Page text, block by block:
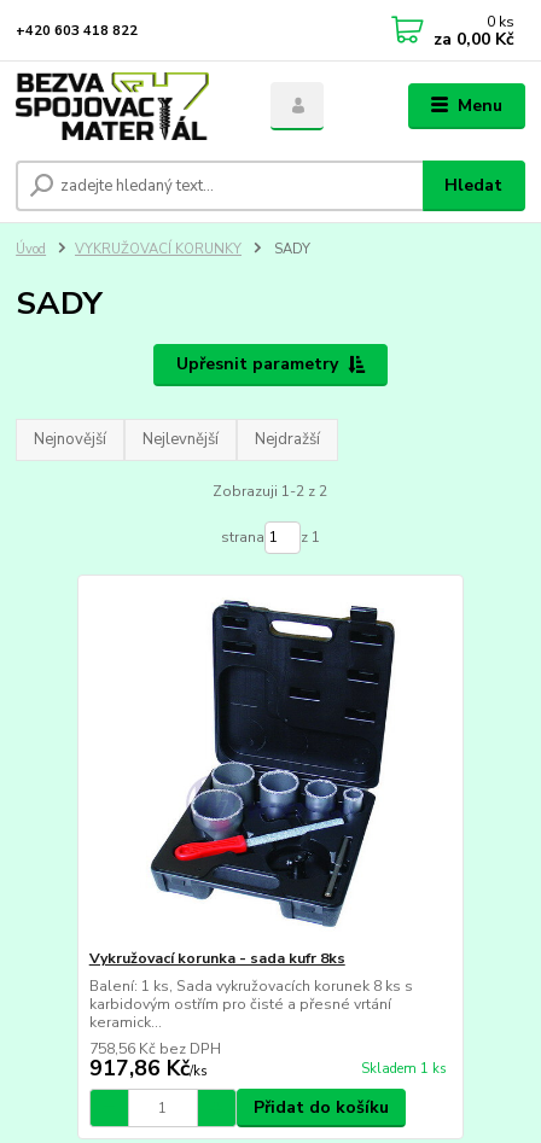
Menu
Hledat
+420 603 418 822 0 ks
za 0,00 Kč
Úvod VYKRUŽOVACÍ KORUNKY SADY
SADY
Upřesnit parametry
Nejnovější Nejlevnější Nejdražší
Zobrazuji 1-2 z 2
strana z 1
Vykružovací korunka - sada kufr 8ks
Balení: 1 ks, Sada vykružovacích korunek 8 ks s
karbidovým ostřím pro čisté a přesné vrtání
keramick...
917,86 Kč/ks
758,56 Kč bez DPH
Skladem 1 ks
Přidat do košíku